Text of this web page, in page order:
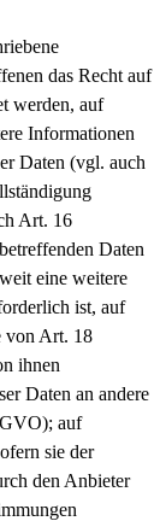
das Recht auf
werden, auf
Informationen
Daten (vgl. auch
Art. 16
Daten
eine weitere
ist, auf
von Art. 18
ihnen
Daten an andere
auf
sie der
den Anbieter